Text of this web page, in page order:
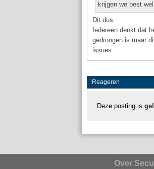
krijgen we best
Dit dus.
Iedereen denkt dat
gedrongen is maar
issues.
Reageren
Deze posting is
Over